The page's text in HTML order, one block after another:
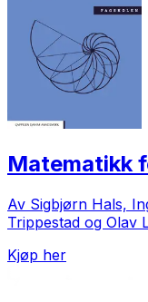
Matematikk
Av Sigbjørn Hals,
Trippestad og Olav
Kjøp her